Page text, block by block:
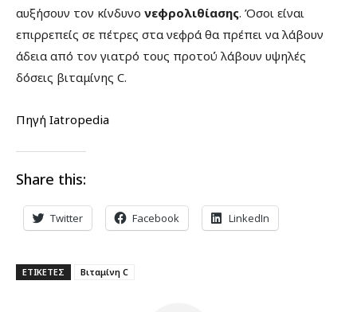
αυξήσουν τον κίνδυνο νεφρολιθίασης. Όσοι είναι
επιρρεπείς σε πέτρες στα νεφρά θα πρέπει να λάβουν
άδεια από τον γιατρό τους προτού λάβουν υψηλές
δόσεις βιταμίνης C.
Πηγή Iatropedia
Share this:
Twitter Facebook LinkedIn
ΕΤΙΚΕΤΕΣ Βιταμίνη C